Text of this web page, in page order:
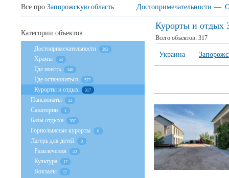
Все про Запорожскую область: Достопримечательности —
Курорты и отдых
Всего объектов: 317
Украина
Категории объектов
Достопримечательности 293
Храмы 53
Где поесть 340
Где остановиться 527
Курорты и отдых 317
Пансионаты 11
Санатории 1
Базы отдыха 307
Горнолыжные курорты 0
Лагерь для детей 0
Развлечения 20
Культура 17
Вокзалы 12